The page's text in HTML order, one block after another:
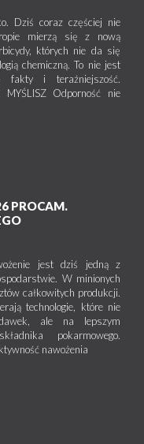
Dziś coraz częściej nie
mierzą się z nową
których nie da się
chemiczną. To nie jest
fakty i teraźniejszość.
MYŚLISZ Odporność nie
PROCAM.
jest dziś jedną z
W minionych
całkowitych produkcji.
technologie, które nie
ale na lepszym
pokarmowego.
nawożenia